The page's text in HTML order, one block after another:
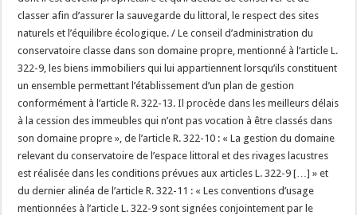
classer afin d’assurer la sauvegarde du littoral, le respect des sites
naturels et l’équilibre écologique. / Le conseil d’administration du
conservatoire classe dans son domaine propre, mentionné à l’article L.
322-9, les biens immobiliers qui lui appartiennent lorsqu’ils constituent
un ensemble permettant l’établissement d’un plan de gestion
conformément à l’article R. 322-13. Il procède dans les meilleurs délais
à la cession des immeubles qui n’ont pas vocation à être classés dans
son domaine propre », de l’article R. 322-10 : « La gestion du domaine
relevant du conservatoire de l’espace littoral et des rivages lacustres
est réalisée dans les conditions prévues aux articles L. 322-9 […] » et
du dernier alinéa de l’article R. 322-11 : « Les conventions d’usage
mentionnées à l’article L. 322-9 sont signées conjointement par le